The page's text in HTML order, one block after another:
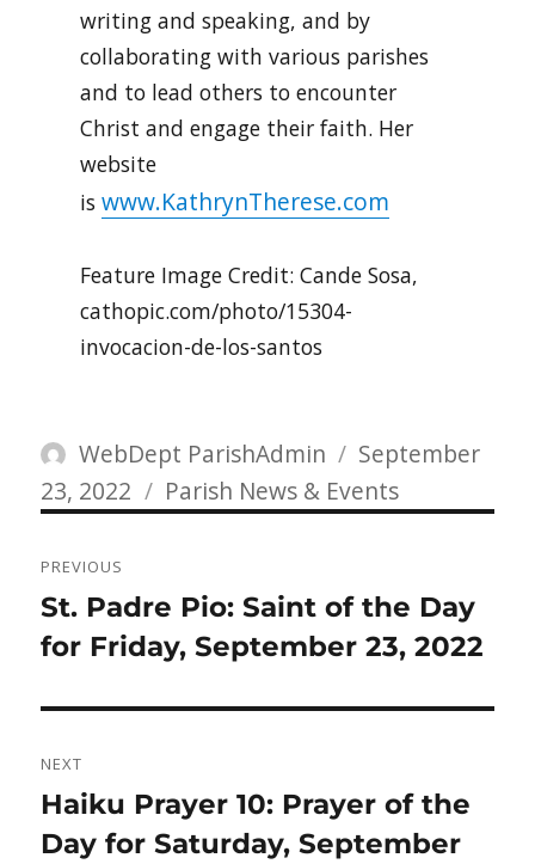
writing and speaking, and by
collaborating with various parishes
and to lead others to encounter
Christ and engage their faith. Her
website
iswww.KathrynTherese.com
Feature Image Credit: Cande Sosa,
cathopic.com/photo/15304-
invocacion-de-los-santos
Author
WebDept ParishAdmin
Posted
on
September
23, 2022
Categories
Parish News & Events
navigation
PREVIOUS
Previous
post:
St. Padre Pio: Saint of the Day
for Friday, September 23, 2022
NEXT
Next
post:
Haiku Prayer 10: Prayer of the
Day for Saturday, September